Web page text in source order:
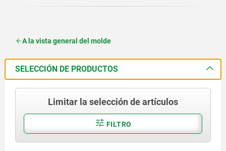
A la vista general del molde
SELECCIÓN DE PRODUCTOS
Limitar la selección de artículos
FILTRO